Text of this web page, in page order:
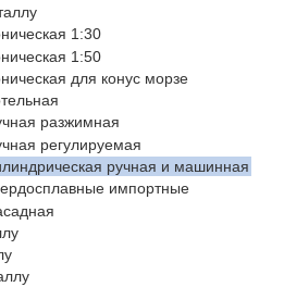
1:30
1:50
для конус морзе
разжимная
регулируемая
ручная и машинная
импортные